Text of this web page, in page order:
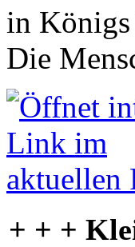
in Königs
Die
+ + +